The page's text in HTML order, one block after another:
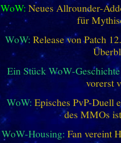
WoW: Neues Allrounder-
für
WoW: Release von Patch
Ein Stück WoW-
vorerst
WoW: Episches PvP-Duell
des MMOs
WoW-Housing: Fan vereint